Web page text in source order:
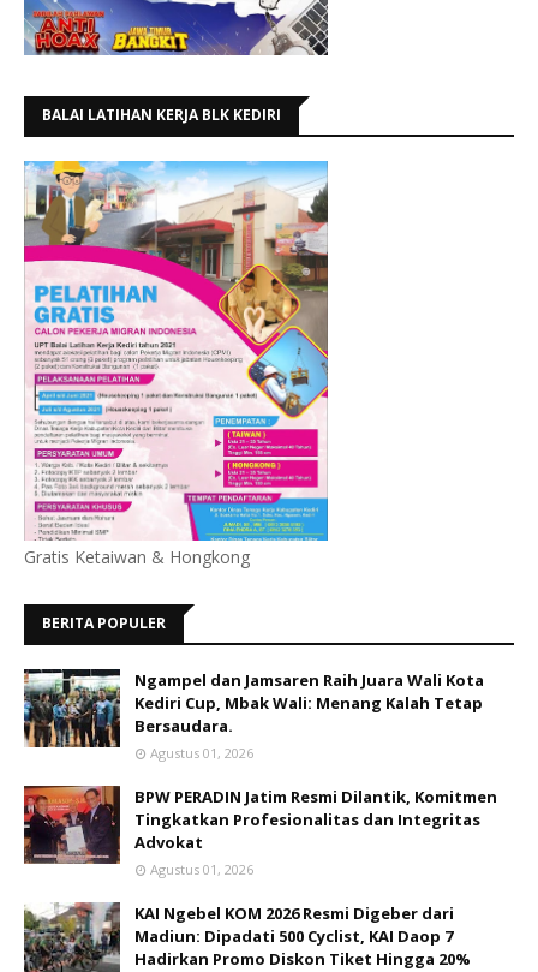
BALAI LATIHAN KERJA BLK KEDIRI
Gratis Ketaiwan & Hongkong
BERITA POPULER
Ngampel dan Jamsaren Raih Juara Wali Kota
Kediri Cup, Mbak Wali: Menang Kalah Tetap
Bersaudara.
Agustus 01, 2026
BPW PERADIN Jatim Resmi Dilantik, Komitmen
Tingkatkan Profesionalitas dan Integritas
Advokat
Agustus 01, 2026
KAI Ngebel KOM 2026 Resmi Digeber dari
Madiun: Dipadati 500 Cyclist, KAI Daop 7
Hadirkan Promo Diskon Tiket Hingga 20%